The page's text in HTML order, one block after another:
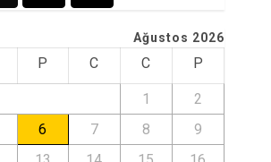
Ağustos 2026
P C C P
1
2
6 7 8
9